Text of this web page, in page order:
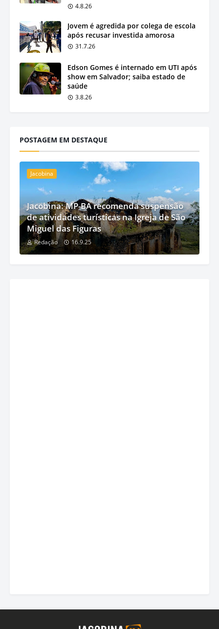
4.8.26
Jovem é agredida por colega de escola
após recusar investida amorosa
31.7.26
Edson Gomes é internado em UTI após
show em Salvador; saiba estado de
saúde
3.8.26
POSTAGEM EM DESTAQUE
Jacobina
Jacobina: MP-BA recomenda suspensão
de atividades turísticas na Igreja de São
Miguel das Figuras
Redação 16.9.25